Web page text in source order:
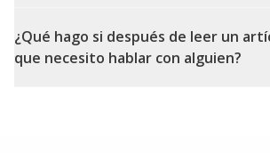
¿Qué hago si después de leer un
que necesito hablar con alguien?